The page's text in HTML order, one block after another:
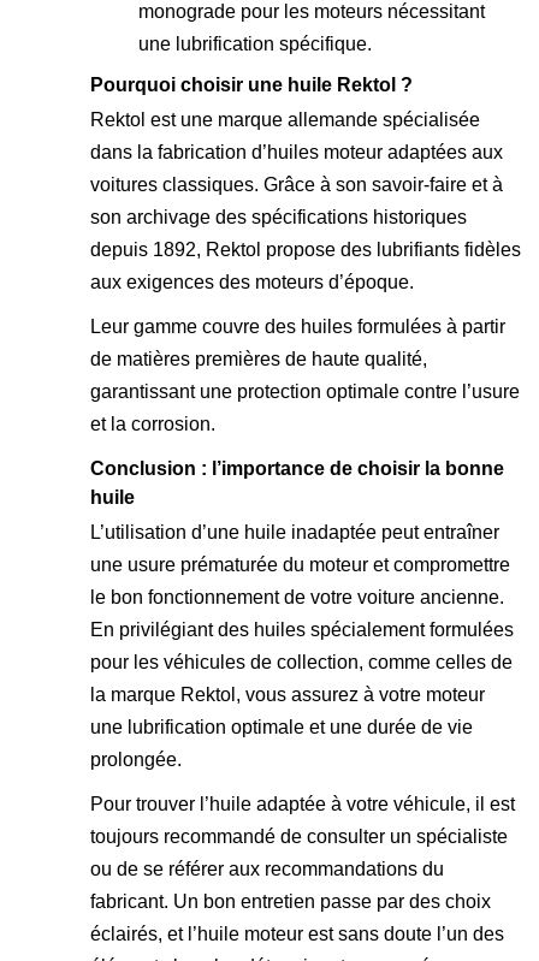
monograde pour les moteurs nécessitant
une lubrification spécifique.
Pourquoi choisir une huile Rektol ?
Rektol est une marque allemande spécialisée
dans la fabrication d’huiles moteur adaptées aux
voitures classiques. Grâce à son savoir-faire et à
son archivage des spécifications historiques
depuis 1892, Rektol propose des lubrifiants fidèles
aux exigences des moteurs d’époque.
Leur gamme couvre des huiles formulées à partir
de matières premières de haute qualité,
garantissant une protection optimale contre l’usure
et la corrosion.
Conclusion : l’importance de choisir la bonne
huile
L’utilisation d’une huile inadaptée peut entraîner
une usure prématurée du moteur et compromettre
le bon fonctionnement de votre voiture ancienne.
En privilégiant des huiles spécialement formulées
pour les véhicules de collection, comme celles de
la marque Rektol, vous assurez à votre moteur
une lubrification optimale et une durée de vie
prolongée.
Pour trouver l’huile adaptée à votre véhicule, il est
toujours recommandé de consulter un spécialiste
ou de se référer aux recommandations du
fabricant. Un bon entretien passe par des choix
éclairés, et l’huile moteur est sans doute l’un des